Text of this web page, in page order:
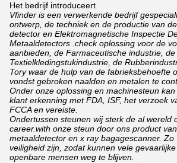
Het bedrijf introduceert
Vfinder is een verwerkende bedrijf
ontwerp, de techniek en de productie van
detector en Elektromagnetische Inspectie
Metaaldetectors .check oplossing voor de
aanbieden, de Farmaceutische industrie, de
Textielkledingstukindustrie, de
Tory waar de hulp van de fabrieksbehoefte
vondst gebroken naalden en metalen te
Onder onze oplossing en machinesteun
klant erkenning met FDA, ISF, het verzoek
FCCA en vereiste.
Ondertussen steunen wij sterk de al wereld
career.with onze steun door ons product
metaaldetector en x ray bagagescanner. Zo
veiligheid zijn, zodat kunnen vele
openbare mensen weg te blijven.